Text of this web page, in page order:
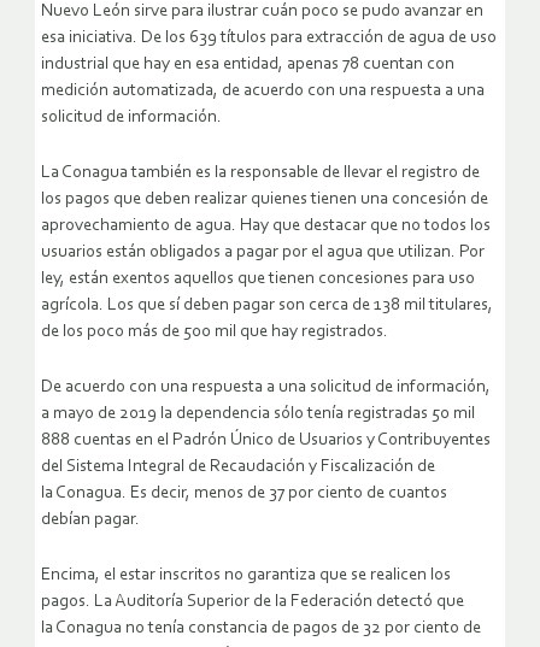
Nuevo León sirve para ilustrar cuán poco se pudo avanzar en
esa iniciativa. De los 639 títulos para extracción de agua de uso
industrial que hay en esa entidad, apenas 78 cuentan con
medición automatizada, de acuerdo con una respuesta a una
solicitud de información.
La Conagua también es la responsable de llevar el registro de
los pagos que deben realizar quienes tienen una concesión de
aprovechamiento de agua. Hay que destacar que no todos los
usuarios están obligados a pagar por el agua que utilizan. Por
ley, están exentos aquellos que tienen concesiones para uso
agrícola. Los que sí deben pagar son cerca de 138 mil titulares,
de los poco más de 500 mil que hay registrados.
De acuerdo con una respuesta a una solicitud de información,
a mayo de 2019 la dependencia sólo tenía registradas 50 mil
888 cuentas en el Padrón Único de Usuarios y Contribuyentes
del Sistema Integral de Recaudación y Fiscalización de
la Conagua. Es decir, menos de 37 por ciento de cuantos
debían pagar.
Encima, el estar inscritos no garantiza que se realicen los
pagos. La Auditoría Superior de la Federación detectó que
la Conagua no tenía constancia de pagos de 32 por ciento de